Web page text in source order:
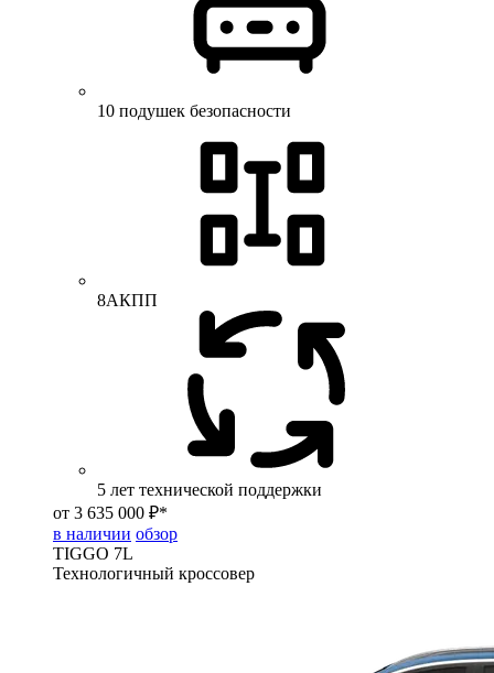
10 подушек безопасности
8АКПП
5 лет технической поддержки
от 3 635 000 ₽*
в наличии обзор
TIGGO 7L
Технологичный кроссовер